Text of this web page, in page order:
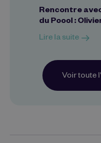
Rencontre
du Poool :
Lire la suite
Voir toute